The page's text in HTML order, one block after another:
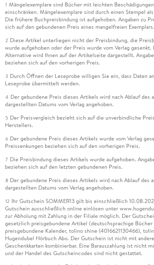
1 Mängelexemplare sind Bücher mit leichten
einschränken. Mängelexemplare sind durch einen Stempel
Die frühere Buchpreisbindung ist aufgehoben. Angaben zu
sich auf den gebundenen Preis eines mangelfreien Exemplars.
2 Diese Artikel unterliegen nicht der Preisbindung, die
wurde aufgehoben oder der Preis wurde vom Verlag
Alternative wird Ihnen auf der Artikelseite dargestellt.
beziehen sich auf den vorherigen Preis.
3 Durch Öffnen der Leseprobe willigen Sie ein, dass Daten
Leseprobe übermittelt werden.
4 Der gebundene Preis dieses Artikels wird nach Ablauf des
dargestellten Datums vom Verlag angehoben.
5 Der Preisvergleich bezieht sich auf die unverbindliche
Herstellers.
6 Der gebundene Preis dieses Artikels wurde vom Verlag
Preissenkungen beziehen sich auf den vorherigen Preis.
7 Die Preisbindung dieses Artikels wurde aufgehoben.
beziehen sich auf den letzten gebundenen Preis.
8 Der gebundene Preis dieses Artikels wird nach Ablauf des
dargestellten Datums vom Verlag angehoben.
12 Ihr Gutschein SOMMER13 gilt bis einschließlich
Gutschein ausschließlich online einlösen unter
zur Abholung mit Zahlung in der Filiale möglich. Der
gesetzlich preisgebundene Artikel (deutschsprachige
preisgebundene Kalender, tolino shine (4016621130466),
Hugendubel Hörbuch Abo. Der Gutschein ist nicht mit
Geschenkkarten kombinierbar. Eine Barauszahlung ist nicht
und der Handel des Gutscheincodes sind nicht gestattet.